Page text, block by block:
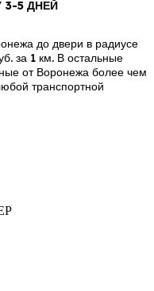
5 ДНЕЙ
до двери в радиусе
за 1 км. В остальные
от Воронежа более чем
транспортной